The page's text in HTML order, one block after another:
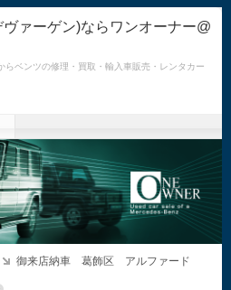
ァーゲン)ならワンオーナー@
ベンツの修理・買取・輸入車販売・レンタカー
御来店納車 葛飾区 アルファード